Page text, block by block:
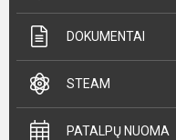
DOKUMENTAI
STEAM
PATALPŲ NUOMA